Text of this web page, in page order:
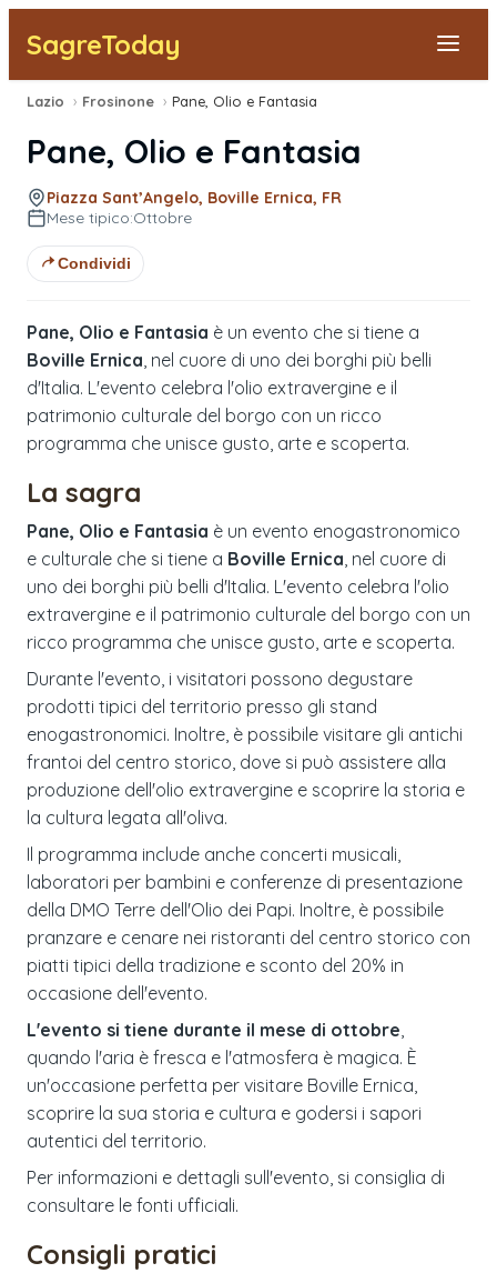
SagreToday
Segnala una sagra
Tutte le Sagre
Vicino a Me
Lazio › Frosinone › Pane, Olio e Fantasia
Pane, Olio e Fantasia
Piazza Sant’Angelo, Boville Ernica, FR
Mese tipico:Ottobre
Condividi
Pane, Olio e Fantasia è un evento che si tiene a
Boville Ernica , nel cuore di uno dei borghi più belli
d'Italia. L'evento celebra l'olio extravergine e il
patrimonio culturale del borgo con un ricco
programma che unisce gusto, arte e scoperta.
La sagra
Pane, Olio e Fantasia è un evento enogastronomico
e culturale che si tiene a Boville Ernica , nel cuore di
uno dei borghi più belli d'Italia. L'evento celebra l'olio
extravergine e il patrimonio culturale del borgo con un
ricco programma che unisce gusto, arte e scoperta.
Durante l'evento, i visitatori possono degustare
prodotti tipici del territorio presso gli stand
enogastronomici. Inoltre, è possibile visitare gli antichi
frantoi del centro storico, dove si può assistere alla
produzione dell'olio extravergine e scoprire la storia e
la cultura legata all'oliva.
Il programma include anche concerti musicali,
laboratori per bambini e conferenze di presentazione
della DMO Terre dell'Olio dei Papi. Inoltre, è possibile
pranzare e cenare nei ristoranti del centro storico con
piatti tipici della tradizione e sconto del 20% in
occasione dell'evento.
L'evento si tiene durante il mese di ottobre
quando l'aria è fresca e l'atmosfera è magica. È
un'occasione perfetta per visitare Boville Ernica,
scoprire la sua storia e cultura e godersi i sapori
autentici del territorio.
Per informazioni e dettagli sull'evento, si consiglia di
consultare le fonti ufficiali.
Consigli pratici